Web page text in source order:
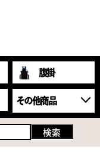
腹掛
その他商品